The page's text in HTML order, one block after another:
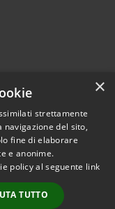
© 2026 • Comune di
• Powered by
•
Accesso
×
strettamente
del sito,
fine di elaborare
e anonime.
policy al seguente link
TUTTO